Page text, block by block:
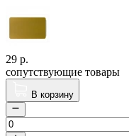
29 р.
сопутствующие товары
В корзину